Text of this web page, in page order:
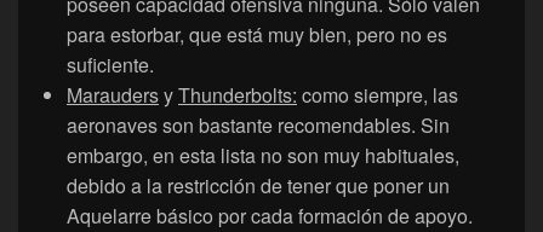
para estorbar, que está muy bien, pero no es
suficiente.
MaraudersyThunderbolts: como siempre, las
aeronaves son bastante recomendables. Sin
embargo, en esta lista no son muy habituales,
debido a la restricción de tener que poner un
Aquelarre básico por cada formación de apoyo.